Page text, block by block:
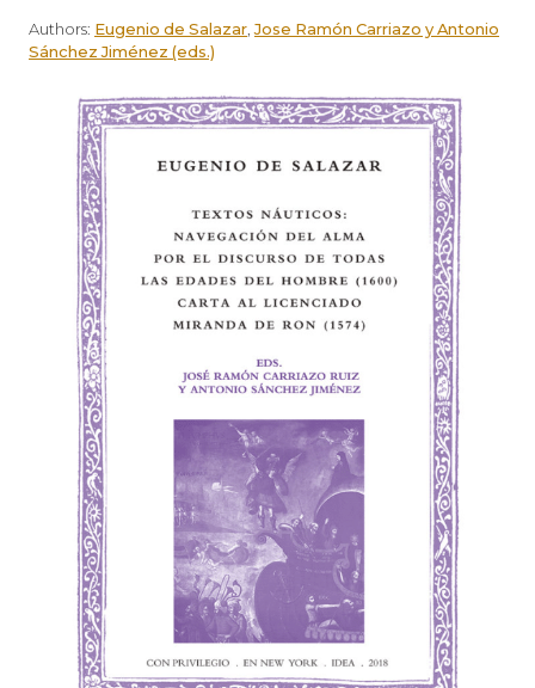
Authors: Eugenio de Salazar ,Jose Ramón Carriazo y Antonio
Sánchez Jiménez (eds.)